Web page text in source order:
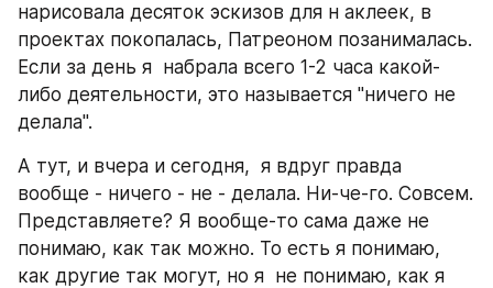
нарисовала десяток эскизов для н аклеек, в
проектах покопалась, Патреоном позанималась.
Если за день я  набрала всего 1-2 часа какой-
либо деятельности, это называется "ничего не
делала".
А тут, и вчера и сегодня,  я вдруг правда
вообще - ничего - не - делала. Ни-че-го. Совсем.
Представляете? Я вообще-то сама даже не
понимаю, как так можно. То есть я понимаю,
как другие так могут, но я  не понимаю, как я